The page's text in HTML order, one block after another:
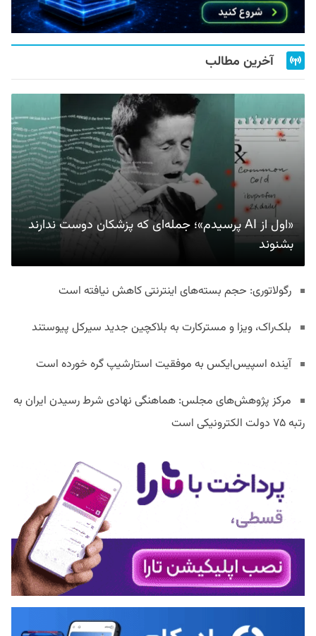
آخرین مطالب
«اول از AI پرسیدم»؛ جمله‌ای که پزشکان دوست ندارند
بشنوند
رگولاتوری: حجم بسته‌های اینترنتی کاهش نیافته است
بلک‌راک، ویزا و مسترکارت به بلاکچین جدید سیرکل پیوستند
آینده اسپیس‌ایکس به موفقیت استارشیپ گره خورده است
مرکز پژوهش‌های مجلس: هماهنگی نهادی شرط رسیدن ایران به
رتبه ۷۵ دولت الکترونیکی است